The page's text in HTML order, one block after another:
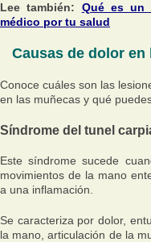
Lee también: Qué es un
médico por tu salud
Causas de dolor
Conoce cuáles son las
en las muñecas y qué
Síndrome del tunel
Este síndrome sucede
movimientos de la mano
a una inflamación.
Se caracteriza por dolor,
la mano, articulación de la